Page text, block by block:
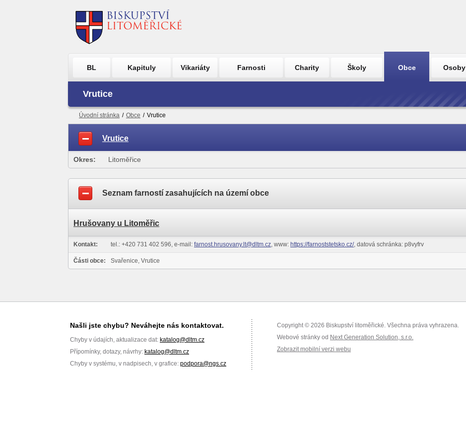
BL Kapituly Vikariáty Farnosti Charity Školy Obce Osoby
Vrutice
Úvodní stránka / Obce / Vrutice
Vrutice
Okres: Litoměřice
Seznam farností zasahujících na území obce
Hrušovany u Litoměřic
Kontakt: tel.: +420 731 402 596, e-mail: farnost.hrusovany.lt@dltm.cz, www: https://farnoststetsko.cz/, datová schránka: p8vyfrv
Části obce: Svařenice, Vrutice
Našli jste chybu? Neváhejte nás kontaktovat.
Chyby v údajích, aktualizace dat: katalog@dltm.cz
Přípomínky, dotazy, návrhy: katalog@dltm.cz
Chyby v systému, v nadpisech, v grafice: podpora@ngs.cz
Copyright © 2026 Biskupství litoměřické. Všechna práva vyhrazena.
Webové stránky od Next Generation Solution, s.r.o.
Zobrazit mobilní verzi webu